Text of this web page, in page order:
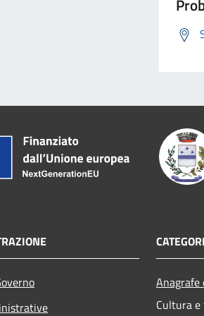
Cultura